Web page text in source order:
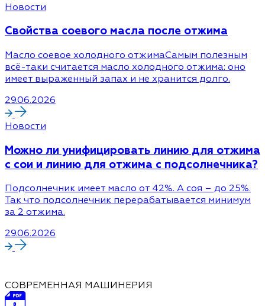
Новости
Cвойства соевого масла после отжима
Масло соевое холодного отжимаСамым полезным
всё-таки считается масло холодного отжима: оно
имеет выраженный запах и не хранится долго.
29.06.2026
Новости
Можно ли унифицировать линию для отжима
с сои и линию для отжима с подсолнечника?
Подсолнечник имеет масло от 42%. А соя – до 25%.
Так что подсолнечник перерабатывается минимум
за 2 отжима.
29.06.2026
СОВРЕМЕННАЯ МАШИНЕРИЯ